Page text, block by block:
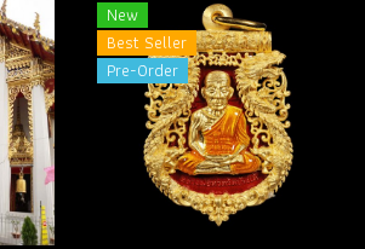
New
Best Seller
Pre-Order